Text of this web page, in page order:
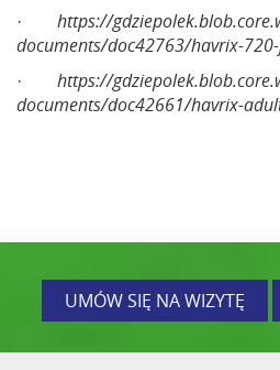
· https://
documents/doc42763/havrix-
· https://
documents/doc42661/havrix-
UMÓW SIĘ NA WIZYTĘ